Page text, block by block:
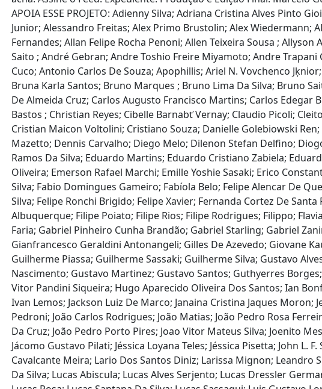
APOIA ESSE PROJETO: Adienny Silva; Adriana Cristina Alves Pinto
Junior; Alessandro Freitas; Alex Primo Brustolin; Alex Wiedermann;
Fernandes; Allan Felipe Rocha Penoni; Allen Teixeira Sousa ;
Saito ; André Gebran; Andre Toshio Freire Miyamoto; Andre
Cuco; Antonio Carlos De Souza; Apophillis; Ariel N. Vovchenco
Bruna Karla Santos; Bruno Marques ; Bruno Lima Da Silva; Bruno
De Almeida Cruz; Carlos Augusto Francisco Martins; Carlos
Bastos ; Christian Reyes; Cibelle Barnabť Vernay; Claudio Picoli;
Cristian Maicon Voltolini; Cristiano Souza; Danielle Golebiowski
Mazetto; Dennis Carvalho; Diego Melo; Dilenon Stefan Delfino;
Ramos Da Silva; Eduardo Martins; Eduardo Cristiano Zabiela;
Oliveira; Emerson Rafael Marchi; Emille Yoshie Sasaki; Erico
Silva; Fabio Domingues Gameiro; Fabíola Belo; Felipe Alencar De
Silva; Felipe Ronchi Brigido; Felipe Xavier; Fernanda Cortez De
Albuquerque; Filipe Poiato; Filipe Rios; Filipe Rodrigues; Filippo;
Faria; Gabriel Pinheiro Cunha Brandão; Gabriel Starling; Gabriel
Gianfrancesco Geraldini Antonangeli; Gilles De Azevedo; Giovane
Guilherme Piassa; Guilherme Sassaki; Guilherme Silva; Gustavo
Nascimento; Gustavo Martinez; Gustavo Santos; Guthyerres
Vitor Pandini Siqueira; Hugo Aparecido Oliveira Dos Santos; Ian
Ivan Lemos; Jackson Luiz De Marco; Janaina Cristina Jaques Moron;
Pedroni; João Carlos Rodrigues; João Matias; João Pedro Rosa
Da Cruz; João Pedro Porto Pires; Joao Vitor Mateus Silva; Joenito
Jácomo Gustavo Pilati; Jéssica Loyana Teles; Jéssica Pisetta; John L.
Cavalcante Meira; Lario Dos Santos Diniz; Larissa Mignon; Leandro
Da Silva; Lucas Abiscula; Lucas Alves Serjento; Lucas Dressler